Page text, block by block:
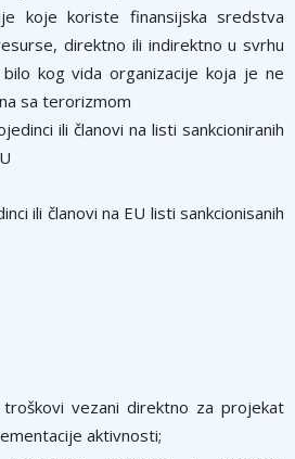
koje koriste finansijska sredstva
direktno ili indirektno u svrhu
kog vida organizacije koja je ne
sa terorizmom
ili članovi na listi sankcioniranih
ili članovi na EU listi sankcionisanih
vezani direktno za projekat
aktivnosti;